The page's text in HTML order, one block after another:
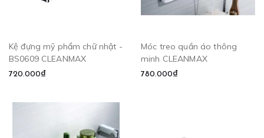
Kệ đựng mỹ phẩm chữ nhật -
BS0609 CLEANMAX
720.000₫
Móc treo quần áo thông
minh CLEANMAX
780.000₫